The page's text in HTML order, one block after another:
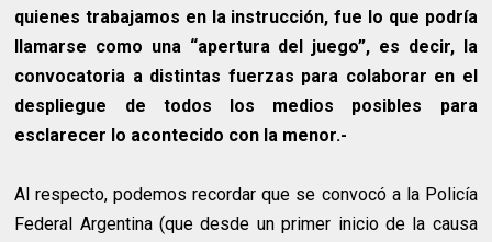
quienes trabajamos en la instrucción, fue lo que podría
llamarse como una “apertura del juego”, es decir, la
convocatoria a distintas fuerzas para colaborar en el
despliegue de todos los medios posibles para
esclarecer lo acontecido con la menor.-
Al respecto, podemos recordar que se convocó a la Policía
Federal Argentina (que desde un primer inicio de la causa